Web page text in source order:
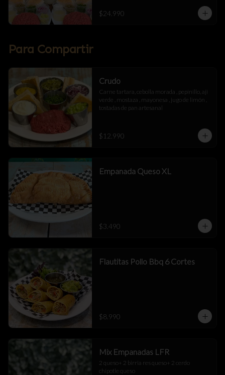
$24.990
Para Compartir
Crudo
Carne tartara, cebolla morada , pepinillo, aji
verde , mostaza , mayonesa , jugo de limón ,
tostadas de pan artesanal
$12.990
Empanada Queso XL
$3.490
Flautitas Pollo Bbq 6 Cortes
$8.990
Mix Empanadas LFR
2 queso+ 2 birria res queso+ 2 cerdo
chipotle queso